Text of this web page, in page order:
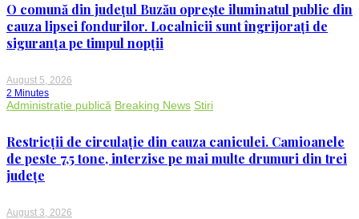
O comună din județul Buzău oprește iluminatul public din
cauza lipsei fondurilor. Localnicii sunt îngrijorați de
siguranța pe timpul nopții
August 5, 2026
2 Minutes
Administrație publică Breaking News Stiri
Restricții de circulație din cauza caniculei. Camioanele
de peste 7,5 tone, interzise pe mai multe drumuri din trei
județe
August 3, 2026